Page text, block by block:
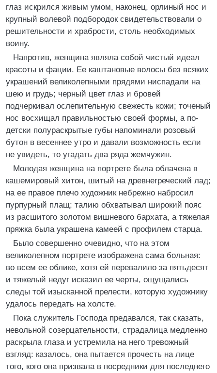
глаз искрился живым умом, наконец, орлиный нос и
крупный волевой подбородок свидетельствовали о
решительности и храбрости, столь необходимых
воину.
Напротив, женщина являла собой чистый идеал
красоты и фации. Ее каштановые волосы без всяких
украшений великолепными прядями ниспадали на
шею и грудь; черный цвет глаз и бровей
подчеркивал ослепительную свежесть кожи; точеный
нос восхищал правильностью своей формы, а по-
детски полураскрытые губы напоминали розовый
бутон в весеннее утро и давали возможность если
не увидеть, то угадать два ряда жемчужин.
Молодая женщина на портрете была облачена в
кашемировый хитон, шитый на древнегреческий лад;
на ее правое плечо художник небрежно набросил
пурпурный плащ; талию обхватывал широкий пояс
из расшитого золотом вишневого бархата, а тяжелая
пряжка была украшена камеей с профилем старца.
Было совершенно очевидно, что на этом
великолепном портрете изображена сама больная:
во всем ее облике, хотя ей перевалило за пятьдесят
и тяжелый недуг исказил ее черты, ощущались
следы той изысканной прелести, которую художнику
удалось передать на холсте.
Пока служитель Господа предавался, так сказать,
невольной созерцательности, страдалица медленно
раскрыла глаза и устремила на него тревожный
взгляд: казалось, она пытается прочесть на лице
того, кого она призвала в посредники для последнего